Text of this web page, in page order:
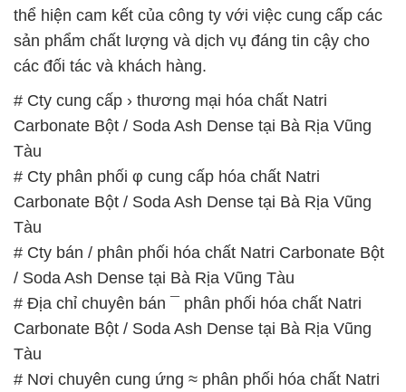
thể hiện cam kết của công ty với việc cung cấp các
sản phẩm chất lượng và dịch vụ đáng tin cậy cho
các đối tác và khách hàng.
# Cty cung cấp › thương mại hóa chất Natri
Carbonate Bột / Soda Ash Dense tại Bà Rịa Vũng
Tàu
# Cty phân phối φ cung cấp hóa chất Natri
Carbonate Bột / Soda Ash Dense tại Bà Rịa Vũng
Tàu
# Cty bán / phân phối hóa chất Natri Carbonate Bột
/ Soda Ash Dense tại Bà Rịa Vũng Tàu
# Địa chỉ chuyên bán ¯ phân phối hóa chất Natri
Carbonate Bột / Soda Ash Dense tại Bà Rịa Vũng
Tàu
# Nơi chuyên cung ứng ≈ phân phối hóa chất Natri